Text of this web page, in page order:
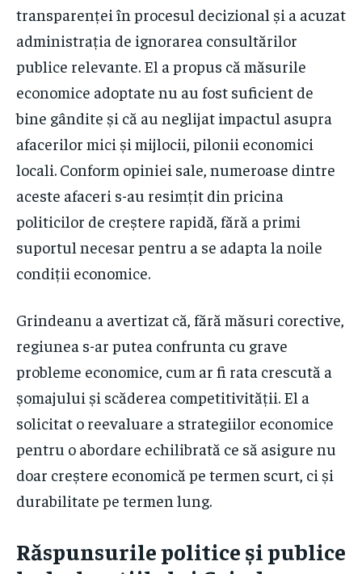
transparenței în procesul decizional și a acuzat
administrația de ignorarea consultărilor
publice relevante. El a propus că măsurile
economice adoptate nu au fost suficient de
bine gândite și că au neglijat impactul asupra
afacerilor mici și mijlocii, pilonii economici
locali. Conform opiniei sale, numeroase dintre
aceste afaceri s-au resimțit din pricina
politicilor de creștere rapidă, fără a primi
suportul necesar pentru a se adapta la noile
condiții economice.
Grindeanu a avertizat că, fără măsuri corective,
regiunea s-ar putea confrunta cu grave
probleme economice, cum ar fi rata crescută a
șomajului și scăderea competitivității. El a
solicitat o reevaluare a strategiilor economice
pentru o abordare echilibrată ce să asigure nu
doar creștere economică pe termen scurt, ci și
durabilitate pe termen lung.
Răspunsurile politice și publice